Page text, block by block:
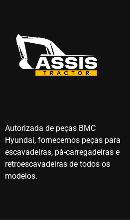
Autorizada de peças BMC
Hyundai, fornecemos peças para
escavadeiras, pá-carregadeiras e
retroescavadeiras de todos os
modelos.